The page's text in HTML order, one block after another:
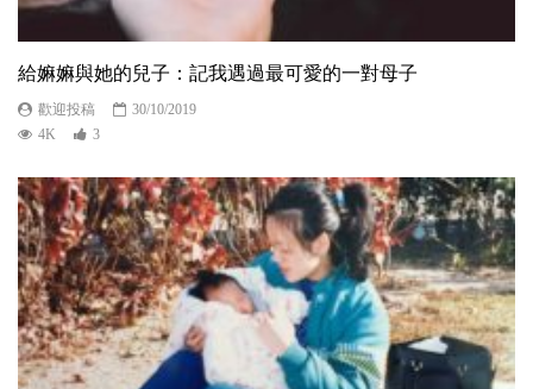
給嫲嫲與她的兒子：記我遇過最可愛的一對母子
歡迎投稿
30/10/2019
4K
3